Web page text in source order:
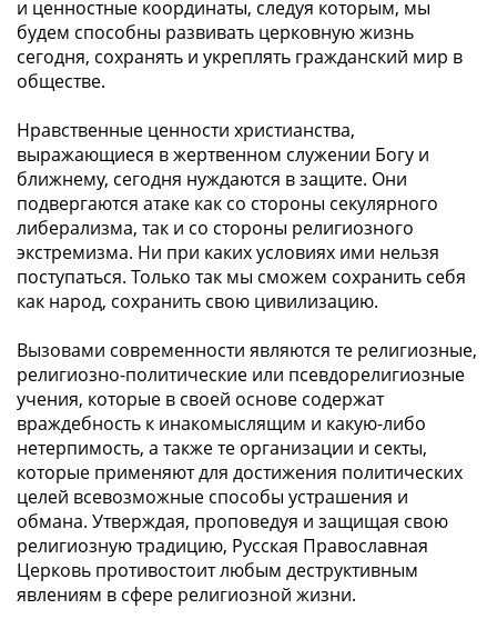
и ценностные координаты, следуя которым, мы
будем способны развивать церковную жизнь
сегодня, сохранять и укреплять гражданский мир в
обществе.
Нравственные ценности христианства,
выражающиеся в жертвенном служении Богу и
ближнему, сегодня нуждаются в защите. Они
подвергаются атаке как со стороны секулярного
либерализма, так и со стороны религиозного
экстремизма. Ни при каких условиях ими нельзя
поступаться. Только так мы сможем сохранить себя
как народ, сохранить свою цивилизацию.
Вызовами современности являются те религиозные,
религиозно-политические или псевдорелигиозные
учения, которые в своей основе содержат
враждебность к инакомыслящим и какую-либо
нетерпимость, а также те организации и секты,
которые применяют для достижения политических
целей всевозможные способы устрашения и
обмана. Утверждая, проповедуя и защищая свою
религиозную традицию, Русская Православная
Церковь противостоит любым деструктивным
явлениям в сфере религиозной жизни.